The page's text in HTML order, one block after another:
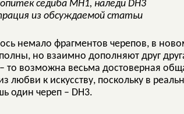
седиба MH1, наледи DH3
из обсуждаемой статьи
немало фрагментов черепов, в
но взаимно дополняют друг
то возможна весьма достоверная
любви к искусству, поскольку в
один череп – DH3.